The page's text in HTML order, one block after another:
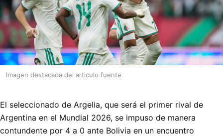
Imagen destacada del articulo fuente
El seleccionado de Argelia, que será el primer rival de
Argentina en el Mundial 2026, se impuso de manera
contundente por 4 a 0 ante Bolivia en un encuentro